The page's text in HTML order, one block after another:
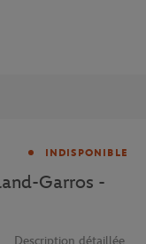
INDISPONIBLE
Garros -